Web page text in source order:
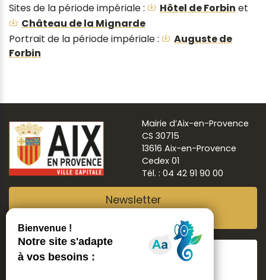
Sites de la période impériale :
Hôtel de Forbin et
Château de la Mignarde
Portrait de la période impériale :
Auguste de
Forbin
Mairie d’Aix-en-Provence
CS 30715
13616 Aix-en-Provence
Cedex 01
Tél. : 04 42 91 90 00
Newsletter
Suivre Aix ma ville